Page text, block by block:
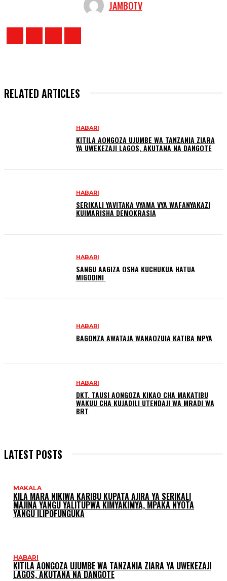
JAMBOTV
RELATED ARTICLES
HABARI
KITILA AONGOZA UJUMBE WA TANZANIA ZIARA
YA UWEKEZAJI LAGOS, AKUTANA NA DANGOTE
HABARI
SERIKALI YAVITAKA VYAMA VYA WAFANYAKAZI
KUIMARISHA DEMOKRASIA
HABARI
SANGU AAGIZA OSHA KUCHUKUA HATUA
MIGODINI ‎
HABARI
BAGONZA AWATAJA WANAOZUIA KATIBA MPYA
HABARI
DKT. TAUSI AONGOZA KIKAO CHA MAKATIBU
WAKUU CHA KUJADILI UTENDAJI WA MRADI WA
BRT
LATEST POSTS
MAKALA
KILA MARA NIKIWA KARIBU KUPATA AJIRA YA SERIKALI
MAJINA YANGU YALITUPWA KIMYAKIMYA, MPAKA NYOTA
YANGU ILIPOFUNGUKA
HABARI
KITILA AONGOZA UJUMBE WA TANZANIA ZIARA YA UWEKEZAJI
LAGOS, AKUTANA NA DANGOTE